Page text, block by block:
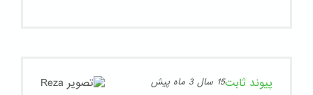
پیوند ثابت15 سال 3 ماه پیش